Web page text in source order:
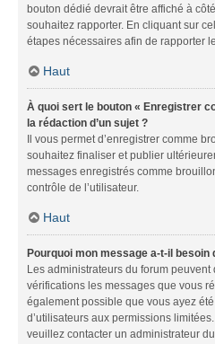
bouton dédié devrait être affiché à
souhaitez rapporter. En cliquant sur
étapes nécessaires afin de rapporter
Haut
À quoi sert le bouton « Enregistrer
la rédaction d’un sujet ?
Il vous permet d’enregistrer comme
souhaitez finaliser et publier
messages enregistrés comme
contrôle de l’utilisateur.
Haut
Pourquoi mon message a-t-il besoin
Les administrateurs du forum
vérifications les messages que vous
également possible que vous ayez
d’utilisateurs aux permissions
veuillez contacter un administrateur